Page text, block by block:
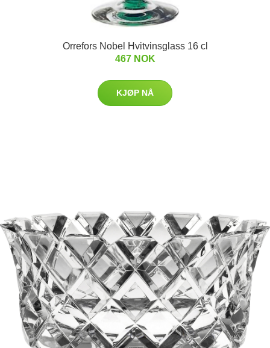
Orrefors Nobel Hvitvinsglass 16 cl
467 NOK
KJØP NÅ